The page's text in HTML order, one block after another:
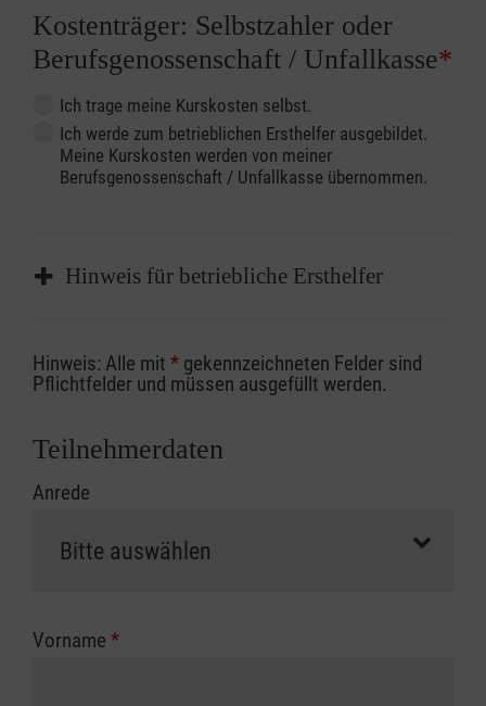
Kostenträger: Selbstzahler oder
Berufsgenossenschaft / Unfallkasse*
Ich trage meine Kurskosten selbst.
Ich werde zum betrieblichen Ersthelfer ausgebildet.
Meine Kurskosten werden von meiner
Berufsgenossenschaft / Unfallkasse übernommen.
Hinweis für betriebliche Ersthelfer
Sofern Sie ein Kostenübernahmeverfahren
Ihrer Berufsgenossenschaft / Unfallkasse
Abrechnungsunterlagen spätestens zu
erfolgt eine Abrechnung der vollen Kursgebühr
Die notwendigen Formulare für die
zuständigen Berufsgenossenschaft oder
Hinweis: Alle mit * gekennzeichneten Felder sind
Pflichtfelder und müssen ausgefüllt werden.
Teilnehmerdaten
Anrede
Vorname *